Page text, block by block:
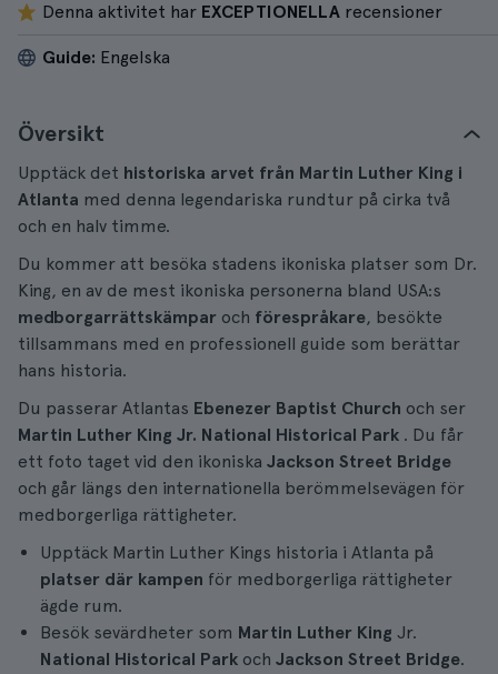
Denna aktivitet har EXCEPTIONELLA recensioner
Guide: Engelska
Översikt
Upptäck det historiska arvet från Martin Luther King i
Atlanta med denna legendariska rundtur på cirka två
och en halv timme.
Du kommer att besöka stadens ikoniska platser som Dr.
King, en av de mest ikoniska personerna bland USA:s
medborgarrättskämpar och förespråkare, besökte
tillsammans med en professionell guide som berättar
hans historia.
Du passerar Atlantas Ebenezer Baptist Church och ser
Martin Luther King Jr. National Historical Park . Du får
ett foto taget vid den ikoniska Jackson Street Bridge
och går längs den internationella berömmelsevägen för
medborgerliga rättigheter.
Upptäck Martin Luther Kings historia i Atlanta på
platser där kampen för medborgerliga rättigheter
ägde rum.
Besök sevärdheter som Martin Luther King Jr.
National Historical Park och Jackson Street Bridge.